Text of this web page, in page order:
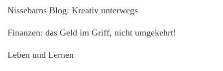
Nissebarns Blog: Kreativ unterwegs
Finanzen: das Geld im Griff, nicht umgekehrt!
Leben und Lernen